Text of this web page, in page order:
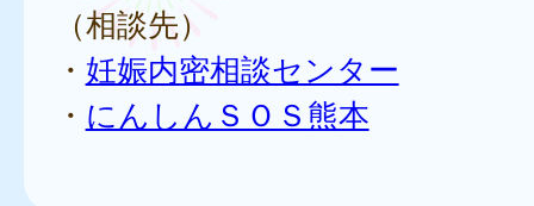
（相談先）
・ 妊娠内密相談センター
・ にんしんＳＯＳ熊本